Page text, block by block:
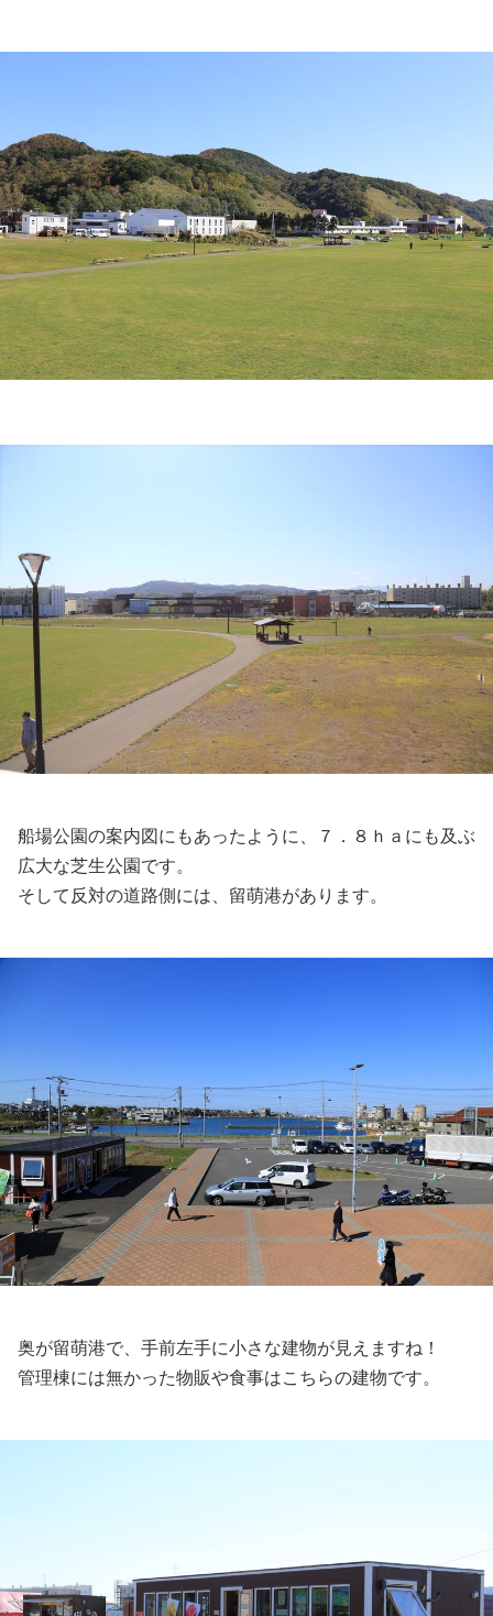
船場公園の案内図にもあったように、７．８ｈａにも及ぶ
広大な芝生公園です。
そして反対の道路側には、留萌港があります。
奥が留萌港で、手前左手に小さな建物が見えますね！
管理棟には無かった物販や食事はこちらの建物です。